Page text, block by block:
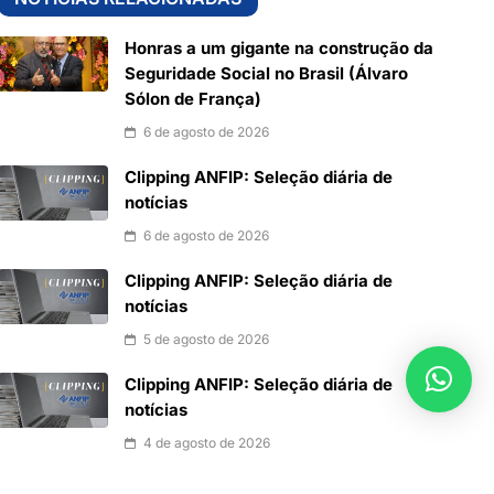
Honras a um gigante na construção da
Seguridade Social no Brasil (Álvaro
Sólon de França)
6 de agosto de 2026
Clipping ANFIP: Seleção diária de
notícias
6 de agosto de 2026
Clipping ANFIP: Seleção diária de
notícias
5 de agosto de 2026
Clipping ANFIP: Seleção diária de
notícias
4 de agosto de 2026